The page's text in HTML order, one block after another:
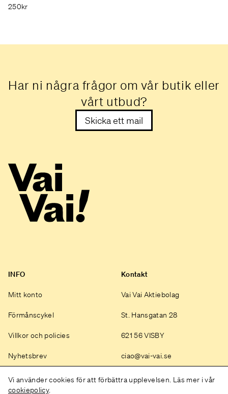
250kr
Vi använder cookies för att förbättra upplevelsen. Läs mer i vår
cookiepolicy.
Har ni några frågor om vår butik eller
vårt utbud?
Skicka ett mail
INFO
Mitt konto
Förmånscykel
Villkor och policies
Nyhetsbrev
Kontakt
Vai Vai Aktiebolag
St. Hansgatan 28
621 56 VISBY
ciao@vai-vai.se
Instagram